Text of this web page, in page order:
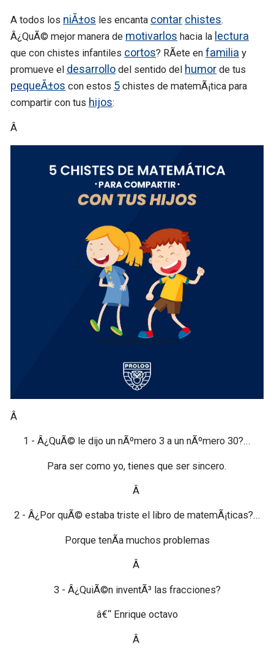
A todos los niÃ±os les encanta contar chistes.
Â¿QuÃ© mejor manera de motivarlos hacia la lectura
que con chistes infantiles cortos? RÃ­ete en familia y
promueve el desarrollo del sentido del humor de tus
pequeÃ±os con estos 5 chistes de matemÃ¡tica para
compartir con tus hijos:
Â
Â
1 - Â¿QuÃ© le dijo un nÃºmero 3 a un nÃºmero 30?...
Para ser como yo, tienes que ser sincero.
Â
2 - Â¿Por quÃ© estaba triste el libro de matemÃ¡ticas?...
Porque tenÃ­a muchos problemas
Â
3 - Â¿QuiÃ©n inventÃ³ las fracciones?
â€“ Enrique octavo
Â